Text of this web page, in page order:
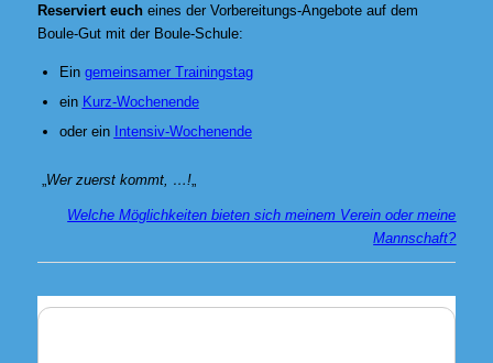
Reserviert eucheines der Vorbereitungs-Angebote auf dem
Boule-Gut mit der Boule-Schule:
Ein gemeinsamer Trainingstag
ein Kurz-Wochenende
oder ein
Intensiv-Wochenende
„Wer zuerst kommt, …!„
Welche Möglichkeiten bieten sich meinem Verein oder meine
Mannschaft?